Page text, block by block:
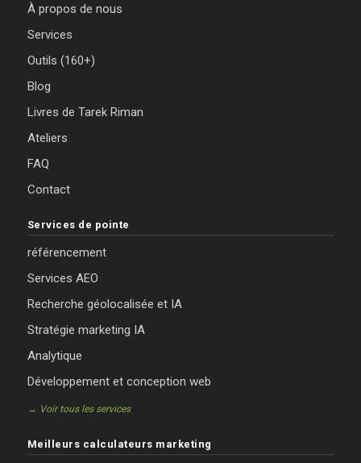
À propos de nous
Services
Outils (160+)
Blog
Livres de Tarek Riman
Ateliers
FAQ
Contact
Services de pointe
référencement
Services AEO
Recherche géolocalisée et IA
Stratégie marketing IA
Analytique
Développement et conception web
→ Voir tous les services
Meilleurs calculateurs marketing